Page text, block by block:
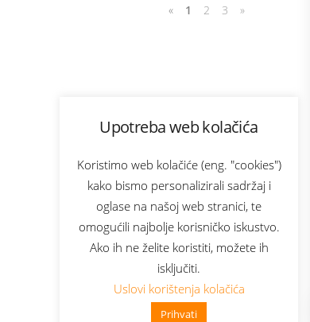
Upotreba web kolačića
Koristimo web kolačiće (eng. "cookies")
kako bismo personalizirali sadržaj i
oglase na našoj web stranici, te
omogućili najbolje korisničko iskustvo.
Ako ih ne želite koristiti, možete ih
isključiti.
Uslovi korištenja kolačića
Prihvati
👋 Zdravo, kako mogu pomoći?
« 1 2 3 »
Bonus plus
Prijava za newsletter